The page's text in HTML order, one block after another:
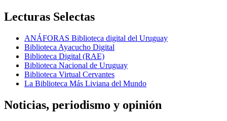
Lecturas Selectas
ANÁFORAS Biblioteca digital del Uruguay
Biblioteca Ayacucho Digital
Biblioteca Digital (RAE)
Biblioteca Nacional de Uruguay
Biblioteca Virtual Cervantes
La Biblioteca Más Liviana del Mundo
Noticias, periodismo y opinión